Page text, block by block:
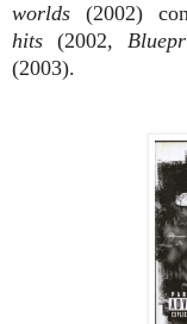
worlds(2002)
hits (2002,
(2003).